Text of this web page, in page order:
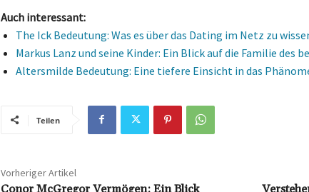
Auch interessant:
The Ick Bedeutung: Was es über das Dating im Netz zu
Markus Lanz und seine Kinder: Ein Blick auf die Familie des
Altersmilde Bedeutung: Eine tiefere Einsicht in das
Teilen
Vorheriger Artikel
Conor McGregor Vermögen: Ein Blick